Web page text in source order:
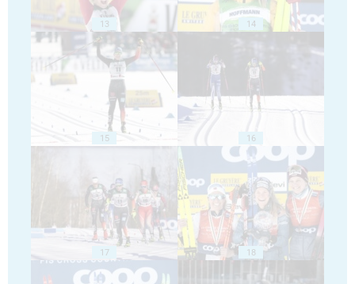
13 14
15 16
17 18